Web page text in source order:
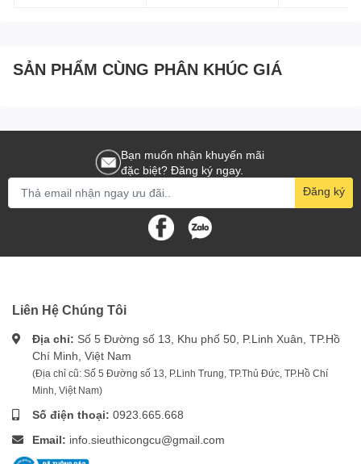
SẢN PHẨM CÙNG PHÂN KHÚC GIÁ
Bạn muốn nhận khuyến mãi
đặc biệt? Đăng ký ngay.
Đăng ký
Liên Hệ Chúng Tôi
Địa chỉ: Số 5 Đường số 13, Khu phố 50, P.Linh Xuân, TP.Hồ
Chí Minh, Việt Nam
(Địa chỉ cũ: Số 5 Đường số 13, P.Linh Trung, TP.Thủ Đức, TP.Hồ Chí
Minh, Việt Nam)
Số điện thoại: 0923.665.668
Email: info.sieuthicongcu@gmail.com